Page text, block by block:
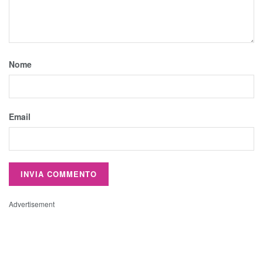
Nome
Email
Advertisement